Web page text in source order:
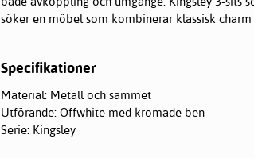
söker en möbel som kombinerar klassisk
Specifikationer
Material: Metall och sammet
Utförande: Offwhite med kromade ben
Serie: Kingsley